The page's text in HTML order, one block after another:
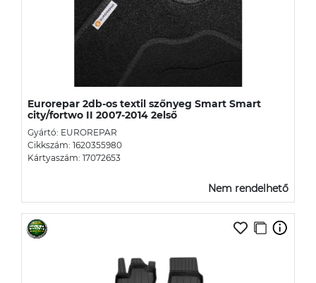
Eurorepar 2db-os textil szőnyeg Smart Smart
city/fortwo II 2007-2014 2első
Gyártó: EUROREPAR
Cikkszám: 1620355980
Kártyaszám: 17072653
Nem rendelhető